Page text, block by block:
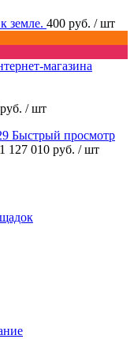
земле. 400 руб. / шт
/ шт
Быстрый просмотр
1 127 010 руб. / шт